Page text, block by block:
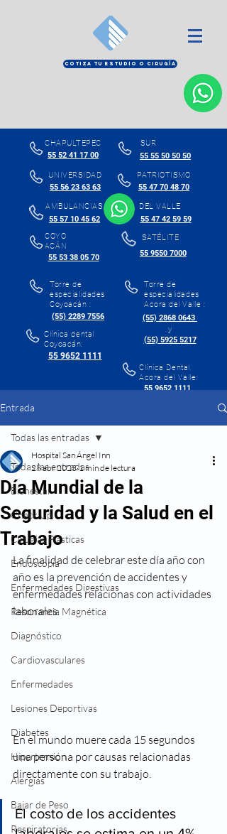
COTIZA TU ESTUDIO O CIRUGÍA
CHAPULTEPEC
55 52 41 17 00
SUR
55 55 50 50 50
UNIVERSIDAD
55 56 23 63 63
55 47 70 48 70
PATRIOTISMO
AMBULANCIAS
55 57 10 45 62
DEL VALLE
55 47 42 59 59
COYO
ACÁN
55 53 38 05 70
SATÉLITE
55 9550 7000
Torre de
especialidades
Coyoacán :
(55) 2289 7556
Clínica dental
Coyoacán:
55 9652 1111
Torre de
especialidades
Acora del Valle :
(55) 2868 0643
y
(55) 5925 5217
Clínica Dental
Acora del Valle:
55 9652 1111
Entrada
Todas las entradas
Bienestar
Check Up
Cirugías Plásticas
Endoscopía
Enfermedades Digestivas
Resonancia Magnética
Diagnóstico
Cardiovasculares
Enfermedades
Lesiones Deportivas
Diabetes
Hipertensión
Alergias
Bajar de Peso
Respiratorias
Todas las entradas
Día Mundial de la
Seguridad y la Salud en el
Trabajo
Hospital San Ángel Inn
28 abr 2023 1 min de lectura
La finalidad de celebrar este día año con
año es la prevención de accidentes y
enfermedades relacionas con actividades
laborales.
En el mundo muere cada 15 segundos
una persona por causas relacionadas
directamente con su trabajo.
El costo de los accidentes